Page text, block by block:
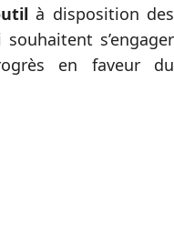
à disposition des
souhaitent s’engager
en faveur du